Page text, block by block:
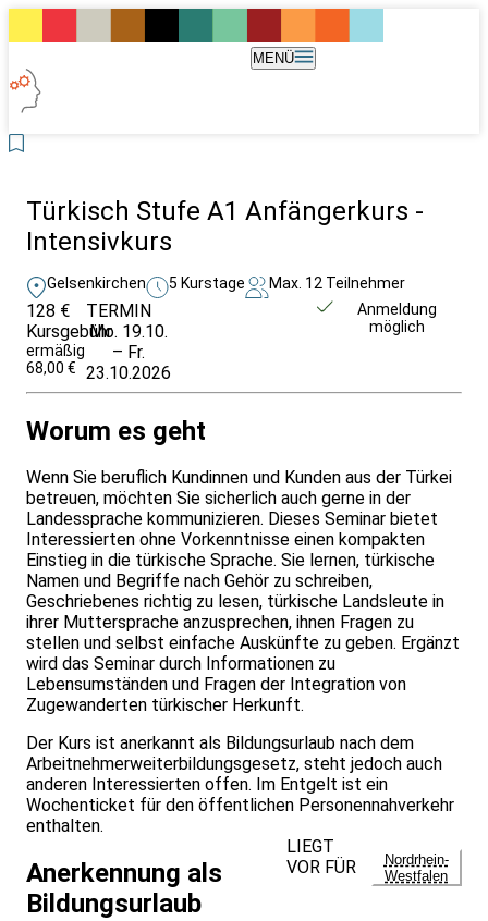
MENÜ
Türkisch Stufe A1 Anfängerkurs -
Intensivkurs
Gelsenkirchen 5 Kurstage Max. 12 Teilnehmer
128 €
Kursgebühr
ermäßigt
68,00 €
TERMIN
Mo. 19.10.
– Fr.
23.10.2026
Anmeldung
möglich
Worum es geht
Wenn Sie beruflich Kundinnen und Kunden aus der Türkei
betreuen, möchten Sie sicherlich auch gerne in der
Landessprache kommunizieren. Dieses Seminar bietet
Interessierten ohne Vorkenntnisse einen kompakten
Einstieg in die türkische Sprache. Sie lernen, türkische
Namen und Begriffe nach Gehör zu schreiben,
Geschriebenes richtig zu lesen, türkische Landsleute in
ihrer Muttersprache anzusprechen, ihnen Fragen zu
stellen und selbst einfache Auskünfte zu geben. Ergänzt
wird das Seminar durch Informationen zu
Lebensumständen und Fragen der Integration von
Zugewanderten türkischer Herkunft.
Der Kurs ist anerkannt als Bildungsurlaub nach dem
Arbeitnehmerweiterbildungsgesetz, steht jedoch auch
anderen Interessierten offen. Im Entgelt ist ein
Wochenticket für den öffentlichen Personennahverkehr
enthalten.
Anerkennung als
Bildungsurlaub
LIEGT
VOR FÜR
Nordrhein-
Westfalen